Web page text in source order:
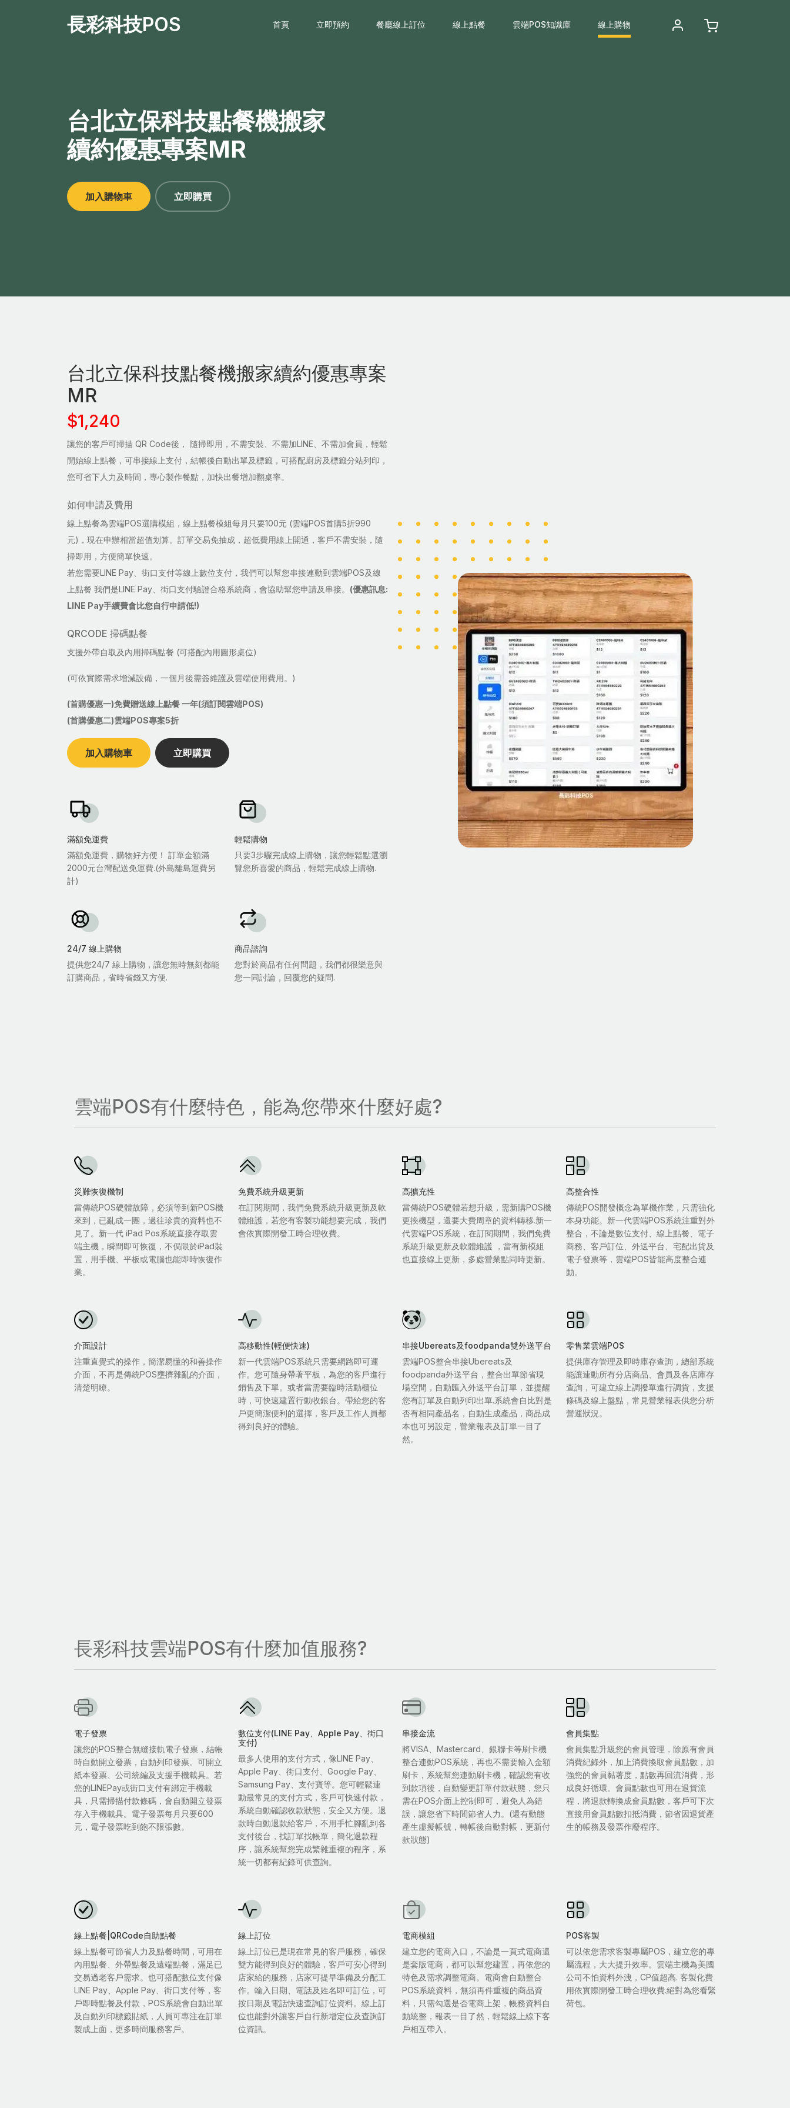
長彩科技POS 首頁 立即預約 餐廳線上訂位 線上點餐 雲端POS知識庫 線上購物
台北立保科技點餐機搬家
續約優惠專案MR
加入購物車 立即購買
台北立保科技點餐機搬家續約優惠專案
MR
$1,240
讓您的客戶可掃描 QR Code後， 隨掃即用，不需安裝、不需加LINE、不需加會員，輕鬆
開始線上點餐，可串接線上支付，結帳後自動出單及標籤，可搭配廚房及標籤分站列印，
您可省下人力及時間，專心製作餐點，加快出餐增加翻桌率。
如何申請及費用
線上點餐為雲端POS選購模組，線上點餐模組每月只要100元 (雲端POS首購5折990
元)，現在申辦相當超值划算。訂單交易免抽成，超低費用線上開通，客戶不需安裝，隨
掃即用，方便簡單快速。
若您需要LINE Pay、街口支付等線上數位支付，我們可以幫您串接連動到雲端POS及線
上點餐 我們是LINE Pay、街口支付驗證合格系統商，會協助幫您申請及串接。 (優惠訊息:
LINE Pay手續費會比您自行申請低!)
QRCODE 掃碼點餐
支援外帶自取及內用掃碼點餐 (可搭配內用圖形桌位)
(可依實際需求增減設備，一個月後需簽維護及雲端使用費用。)
(首購優惠一)免費贈送線上點餐 一年(須訂閱雲端POS)
(首購優惠二)雲端POS專案5折
加入購物車 立即購買
滿額免運費
滿額免運費，購物好方便！ 訂單金額滿
2000元台灣配送免運費.(外島離島運費另
計)
輕鬆購物
只要3步驟完成線上購物，讓您輕鬆點選瀏
覽您所喜愛的商品，輕鬆完成線上購物.
24/7 線上購物
提供您24/7 線上購物，讓您無時無刻都能
訂購商品，省時省錢又方便.
商品諮詢
您對於商品有任何問題，我們都很樂意與
您一同討論，回覆您的疑問.
雲端POS有什麼特色，能為您帶來什麼好處?
災難恢復機制
當傳統POS硬體故障，必須等到新POS機
來到，已亂成一團，過往珍貴的資料也不
見了。新一代 iPad Pos系統直接存取雲
端主機，瞬間即可恢復，不侷限於iPad裝
置，用手機、平板或電腦也能即時恢復作
業。
免費系統升級更新
在訂閱期間，我們免費系統升級更新及軟
體維護，若您有客製功能想要完成，我們
會依實際開發工時合理收費。
高擴充性
當傳統POS硬體若想升級，需新購POS機
更換機型，還要大費周章的資料轉移.新一
代雲端POS系統，在訂閱期間，我們免費
系統升級更新及軟體維護 ，當有新模組
也直接線上更新，多處營業點同時更新。
高整合性
傳統POS開發概念為單機作業，只需強化
本身功能。新一代雲端POS系統注重對外
整合，不論是數位支付、線上點餐、電子
商務、客戶訂位、外送平台、宅配出貨及
電子發票等，雲端POS皆能高度整合連
動。
介面設計
注重直覺式的操作，簡潔易懂的和善操作
介面，不再是傳統POS壅擠雜亂的介面，
清楚明瞭。
高移動性(輕便快速)
新一代雲端POS系統只需要網路即可運
作。您可隨身帶著平板，為您的客戶進行
銷售及下單。或者當需要臨時活動櫃位
時，可快速建置行動收銀台。帶給您的客
戶更簡潔便利的選擇，客戶及工作人員都
得到良好的體驗。
串接Ubereats及foodpanda雙外送平台
雲端POS整合串接Ubereats及
foodpanda外送平台，整合出單節省現
場空間，自動匯入外送平台訂單，並提醒
您有訂單及自動列印出單.系統會自比對是
否有相同產品名，自動生成產品，商品成
本也可另設定，營業報表及訂單一目了
然。
零售業雲端POS
提供庫存管理及即時庫存查詢，總部系統
能讓連動所有分店商品、會員及各店庫存
查詢，可建立線上調撥單進行調貨，支援
條碼及線上盤點，常見營業報表供您分析
營運狀況。
長彩科技雲端POS有什麼加值服務?
電子發票
讓您的POS整合無縫接軌電子發票，結帳
時自動開立發票，自動列印發票。可開立
紙本發票、公司統編及支援手機載具。若
您的LINEPay或街口支付有綁定手機載
具，只需掃描付款條碼，會自動開立發票
存入手機載具。電子發票每月只要600
元，電子發票吃到飽不限張數。
數位支付(LINE Pay、Apple Pay、街口
支付)
最多人使用的支付方式，像LINE Pay、
Apple Pay、街口支付、Google Pay、
Samsung Pay、支付寶等。您可輕鬆連
動最常見的支付方式，客戶可快速付款，
系統自動確認收款狀態，安全又方便。退
款時自動退款給客戶，不用手忙腳亂到各
支付後台，找訂單找帳單，簡化退款程
序，讓系統幫您完成繁雜重複的程序，系
統一切都有紀錄可供查詢。
串接金流
將VISA、Mastercard、銀聯卡等刷卡機
整合連動POS系統，再也不需要輸入金額
刷卡，系統幫您連動刷卡機，確認您有收
到款項後，自動變更訂單付款狀態，您只
需在POS介面上控制即可，避免人為錯
誤，讓您省下時間節省人力。(還有動態
產生虛擬帳號，轉帳後自動對帳，更新付
款狀態)
會員集點
會員集點升級您的會員管理，除原有會員
消費紀錄外，加上消費換取會員點數，加
強您的會員黏著度，點數再回流消費，形
成良好循環。會員點數也可用在退貨流
程，將退款轉換成會員點數，客戶可下次
直接用會員點數扣抵消費，節省因退貨產
生的帳務及發票作廢程序。
線上點餐|QRCode自助點餐
線上點餐可節省人力及點餐時間，可用在
內用點餐、外帶點餐及遠端點餐，滿足已
交易過老客戶需求。也可搭配數位支付像
LINE Pay、Apple Pay、街口支付等，客
戶即時點餐及付款，POS系統會自動出單
及自動列印標籤貼紙，人員可專注在訂單
製成上面，更多時間服務客戶。
線上訂位
線上訂位已是現在常見的客戶服務，確保
雙方能得到良好的體驗，客戶可安心得到
店家給的服務，店家可提早準備及分配工
作。輸入日期、電話及姓名即可訂位，可
按日期及電話快速查詢訂位資料。線上訂
位也能對外讓客戶自行新增定位及查詢訂
位資訊。
電商模組
建立您的電商入口，不論是一頁式電商還
是套版電商，都可以幫您建置，再依您的
特色及需求調整電商。電商會自動整合
POS系統資料，無須再件重複的商品資
料，只需勾選是否電商上架，帳務資料自
動統整，報表一目了然，輕鬆線上線下客
戶相互帶入。
POS客製
可以依您需求客製專屬POS，建立您的專
屬流程，大大提升效率。雲端主機為美國
公司不怕資料外洩，CP值超高. 客製化費
用依實際開發工時合理收費.絕對為您看緊
荷包。